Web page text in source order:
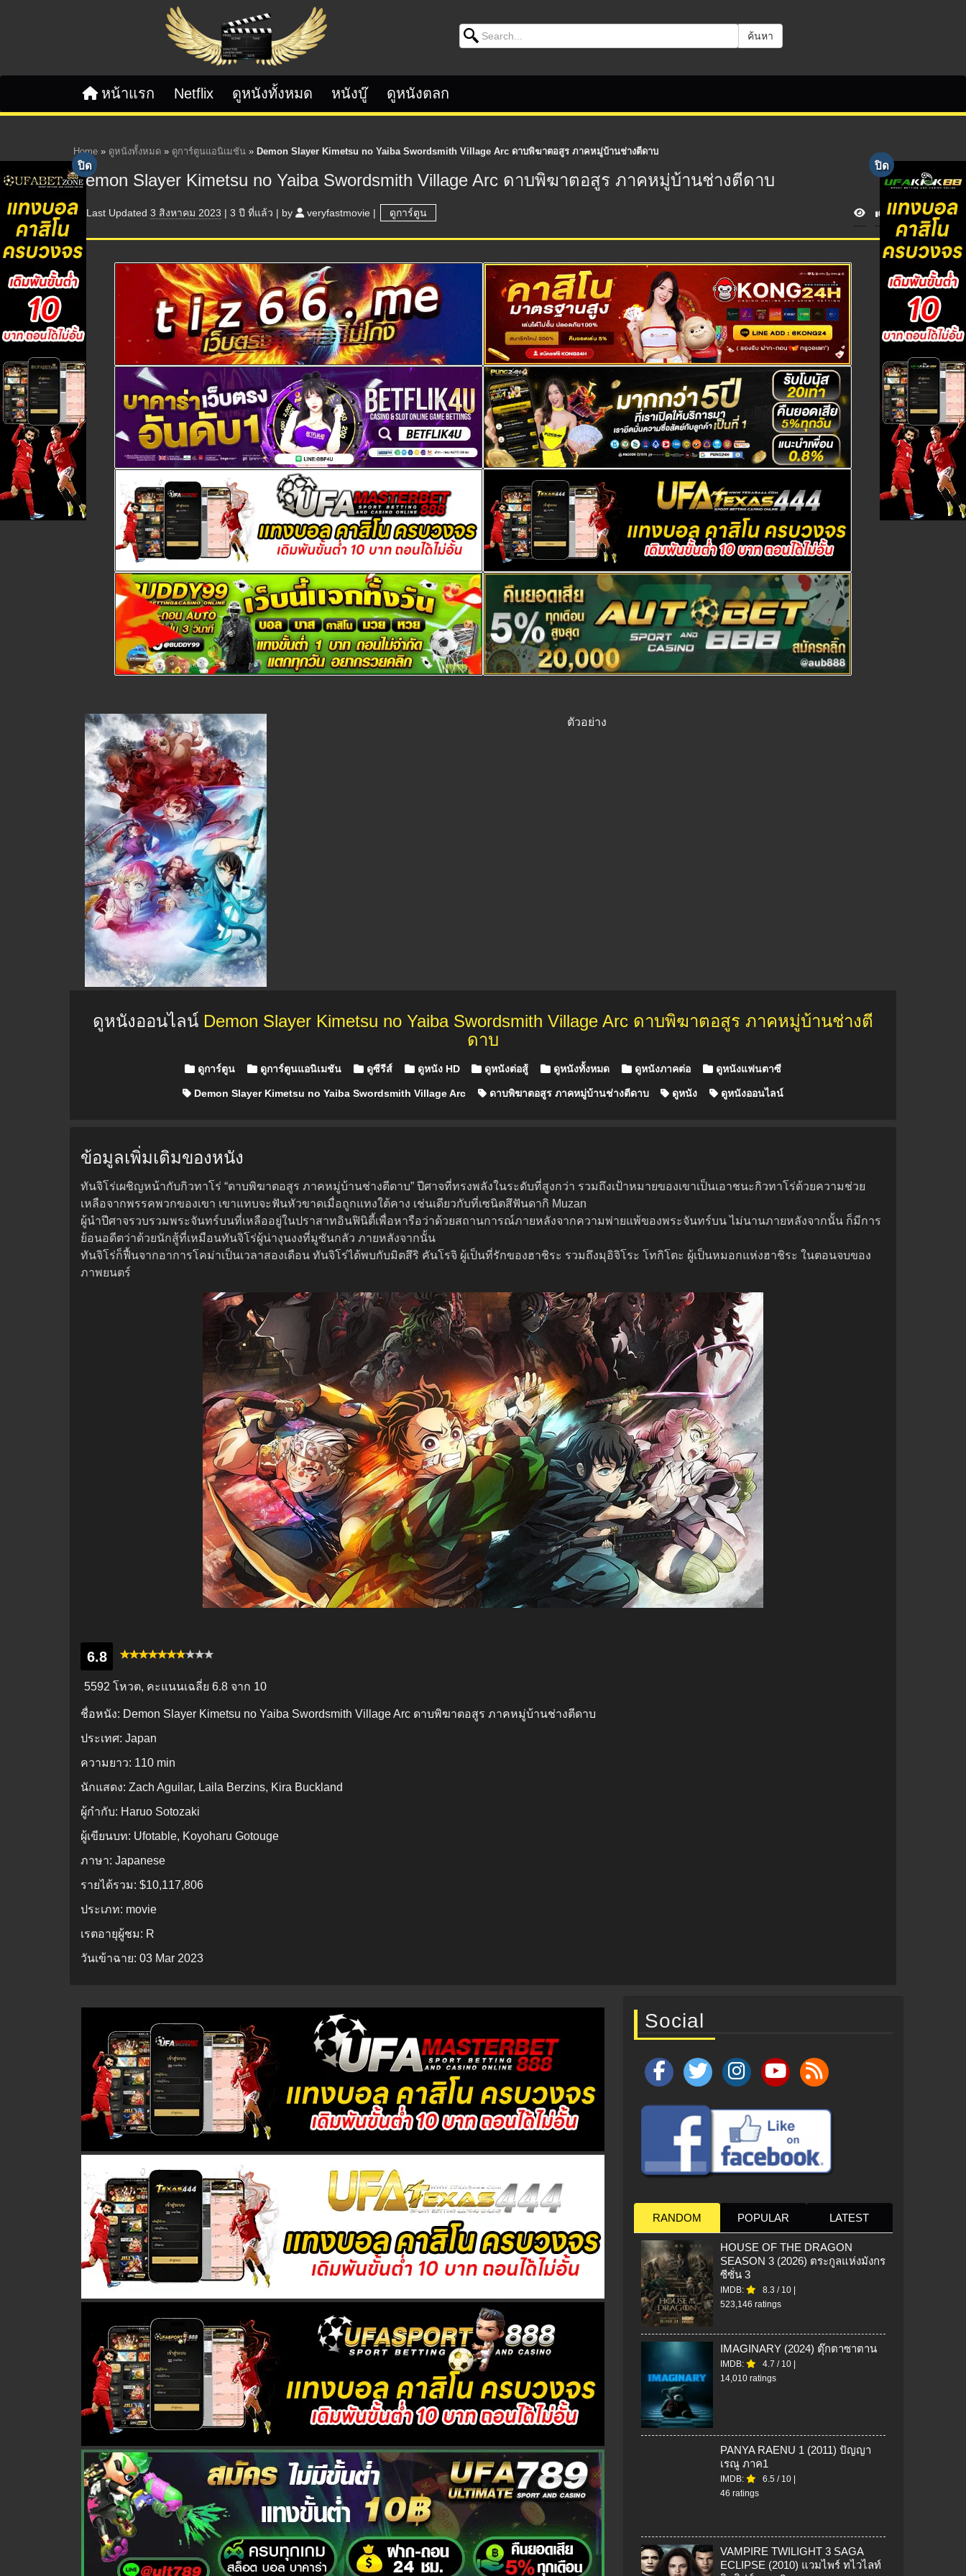
Search for: ค้นหา
หน้าแรก Netflix ดูหนังทั้งหมด หนังบู๊ ดูหนังตลก
Home » ดูหนังทั้งหมด » ดูการ์ตูนแอนิเมชัน » Demon Slayer Kimetsu no Yaiba Swordsmith Village Arc ดาบพิฆาตอสูร ภาคหมู่บ้านช่างตีดาบ
Demon Slayer Kimetsu no Yaiba Swordsmith Village Arc ดาบพิฆาตอสูร ภาคหมู่บ้านช่างตีดาบ
Last Updated 3 สิงหาคม 2023 | 3 ปี ที่แล้ว | by veryfastmovie | ดูการ์ตูน V
i
ตัวอย่าง
ดูหนังออนไลน์ Demon Slayer Kimetsu no Yaiba Swordsmith Village Arc ดาบพิฆาตอสูร ภาคหมู่บ้านช่างตี
ดาบ
Posted in
ดูการ์ตูน ดูการ์ตูนแอนิเมชัน ดูซีรีส์ ดูหนัง HD ดูหนังต่อสู้ ดูหนังทั้งหมด ดูหนังภาคต่อ ดูหนังแฟนตาซี
Demon Slayer Kimetsu no Yaiba Swordsmith Village Arc ดาบพิฆาตอสูร ภาคหมู่บ้านช่างตีดาบ ดูหนัง ดูหนังออนไลน์
ข้อมูลเพิ่มเติมของหนัง
ทันจิโร่เผชิญหน้ากับกิวทาโร่ “ดาบพิฆาตอสูร ภาคหมู่บ้านช่างตีดาบ” ปีศาจที่ทรงพลังในระดับที่สูงกว่า รวมถึงเป้าหมายของเขาเป็นเอาชนะกิวทาโร่ด้วยความช่วย
เหลือจากพรรคพวกของเขา เขาแทบจะฟันหัวขาดเมื่อถูกแทงใต้คาง เช่นเดียวกับที่เซนิตสึฟันดากิ Muzan
ผู้นำปีศาจรวบรวมพระจันทร์บนที่เหลืออยู่ในปราสาทอินฟินิตี้เพื่อหารือว่าด้วยสถานการณ์ภายหลังจากความพ่ายแพ้ของพระจันทร์บน ไม่นานภายหลังจากนั้น ก็มีการ
ย้อนอดีตว่าด้วยนักสู้ที่เหมือนทันจิโร่ผู้น่างุนงงที่มูซันกลัว ภายหลังจากนั้น
ทันจิโร่ก็ฟื้นจากอาการโคม่าเป็นเวลาสองเดือน ทันจิโร่ได้พบกับมิตสึริ คันโรจิ ผู้เป็นที่รักของฮาชิระ รวมถึงมุอิจิโระ โทกิโตะ ผู้เป็นหมอกแห่งฮาชิระ ในตอนจบของ
ภาพยนตร์
6.8
5592 โหวต, คะแนนเฉลี่ย 6.8 จาก 10
ชื่อหนัง: Demon Slayer Kimetsu no Yaiba Swordsmith Village Arc ดาบพิฆาตอสูร ภาคหมู่บ้านช่างตีดาบ
ประเทศ: Japan
ความยาว: 110 min
นักแสดง: Zach Aguilar, Laila Berzins, Kira Buckland
ผู้กำกับ: Haruo Sotozaki
ผู้เขียนบท: Ufotable, Koyoharu Gotouge
ภาษา: Japanese
รายได้รวม: $10,117,806
ประเภท: movie
เรตอายุผู้ชม: R
วันเข้าฉาย: 03 Mar 2023
Social
RANDOM POPULAR LATEST
HOUSE OF THE DRAGON
SEASON 3 (2026) ตระกูลแห่งมังกร
ซีซั่น 3
IMDB: 8.3 / 10
523,146 ratings
IMAGINARY (2024) ตุ๊กตาซาตาน
IMDB: 4.7 / 10
14,010 ratings
PANYA RAENU 1 (2011) ปัญญา
เรณู ภาค1
IMDB: 6.5 / 10
46 ratings
VAMPIRE TWILIGHT 3 SAGA
ECLIPSE (2010) แวมไพร์ ทไวไลท์